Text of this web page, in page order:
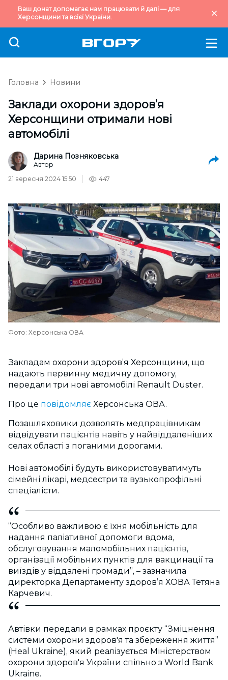
Ваш донат допомагає нам працювати й далі — для
Херсонщини та всієї України.
Головна Новини
Заклади охорони здоров’я
Херсонщини отримали нові
автомобілі
Дарина Позняковська
Автор
21 вересня 2024 15:50
447
Фото: Херсонська ОВА
Закладам охорони здоров’я Херсонщини, що
надають первинну медичну допомогу,
передали три нові автомобілі Renault Duster.
Про це повідомляє Херсонська ОВА.
Позашляховики дозволять медпрацівникам
відвідувати пацієнтів навіть у найвіддаленіших
селах області з поганими дорогами.
Нові автомобілі будуть використовуватимуть
сімейні лікарі, медсестри та вузькопрофільні
спеціалісти.
“Особливо важливою є їхня мобільність для
надання паліативної допомоги вдома,
обслуговування маломобільних пацієнтів,
організації мобільних пунктів для вакцинації та
виїздів у віддалені громади”, – зазначила
директорка Департаменту здоров’я ХОВА Тетяна
Карчевич.
Автівки передали в рамках проєкту “Зміцнення
системи охорони здоров'я та збереження життя”
(Heal Ukraine), який реалізується Міністерством
охорони здоров'я України спільно з World Bank
Ukraine.